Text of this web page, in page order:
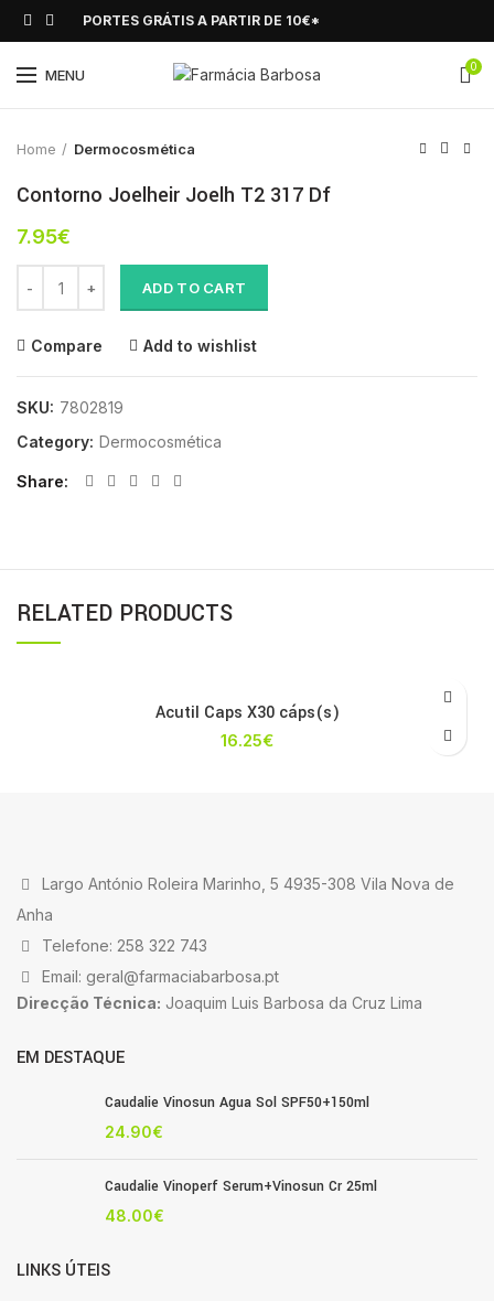
PORTES GRÁTIS A PARTIR DE 10€*
MENU 0
Click to enlarge
Home Dermocosmética
Contorno Joelheir Joelh T2 317 Df
7.95€
ADD TO CART
Compare Add to wishlist
SKU: 7802819
Category: Dermocosmética
Share
RELATED PRODUCTS
Acutil Caps X30 cáps(s)
16.25€
Largo António Roleira Marinho, 5 4935-308 Vila Nova de
Anha
Telefone: 258 322 743
Email: geral@farmaciabarbosa.pt
Direcção Técnica: Joaquim Luis Barbosa da Cruz Lima
EM DESTAQUE
Caudalie Vinosun Agua Sol SPF50+150ml
24.90€
Caudalie Vinoperf Serum+Vinosun Cr 25ml
48.00€
LINKS ÚTEIS